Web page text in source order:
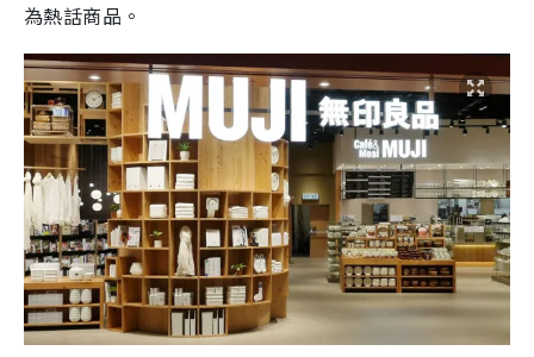
為熱話商品。